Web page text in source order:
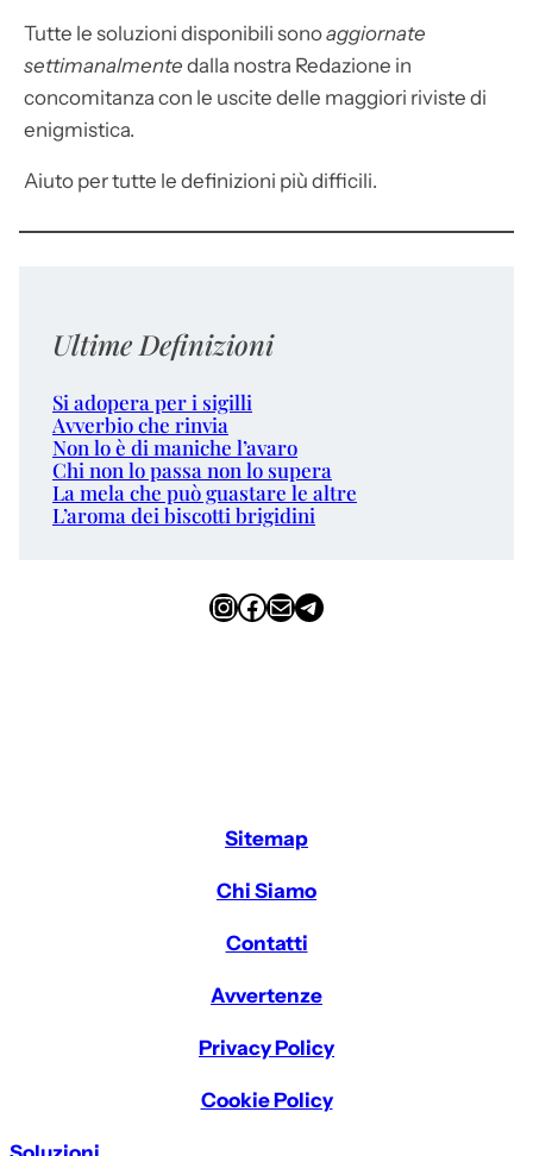
Tutte le soluzioni disponibili sonoaggiornate
settimanalmente dalla nostra Redazione in
concomitanza con le uscite delle maggiori riviste di
enigmistica.
Aiuto per tutte le definizioni più difficili.
Ultime Definizioni
Si adopera per i sigilli
Avverbio che rinvia
Non lo è di maniche l’avaro
Chi non lo passa non lo supera
La mela che può guastare le altre
L’aroma dei biscotti brigidini
InstagramFacebook Email Telegram
Sitemap
Chi Siamo
Contatti
Avvertenze
Privacy Policy
Cookie Policy